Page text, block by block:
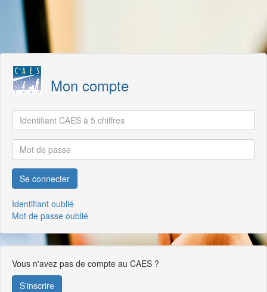
Se connecter
Mon compte
Se connecter
Identifiant oublié
Mot de passe oublié
Vous n'avez pas de compte au CAES ?
S'inscrire